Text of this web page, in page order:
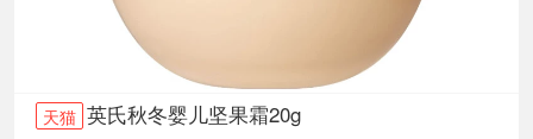
天猫 英氏秋冬婴儿坚果霜20g